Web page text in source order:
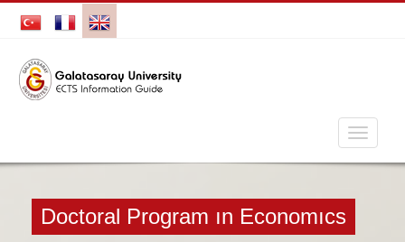
Doctoral Program ın Economıcs